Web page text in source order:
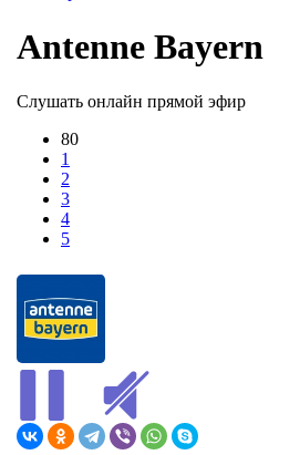
Antenne Bayern
Слушать онлайн прямой эфир
80
1
2
3
4
5